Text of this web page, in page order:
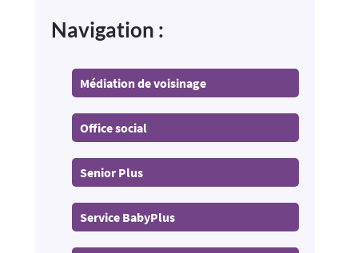
Navigation :
Médiation de voisinage
Office social
Senior Plus
Service BabyPlus